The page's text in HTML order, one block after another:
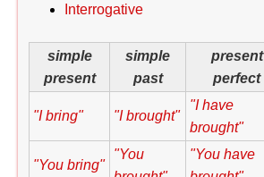
Interrogative
simple
present
simple
past
present
perfect
"I bring" "I brought"
"I have
brought"
"You bring"
"You
"You have